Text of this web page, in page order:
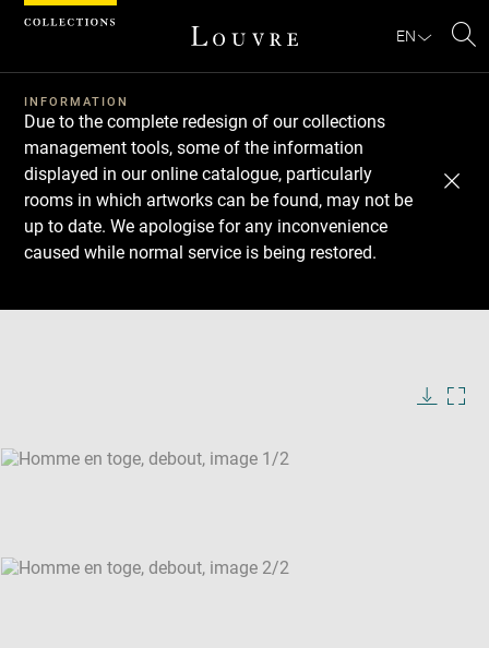
EN
INFORMATION
Due to the complete redesign of our collections
management tools, some of the information
displayed in our online catalogue, particularly
rooms in which artworks can be found, may not be
up to date. We apologise for any inconvenience
caused while normal service is being restored.
SKIP IMAGE CAROUSEL
Download
Next
Previous
Cookies management panel